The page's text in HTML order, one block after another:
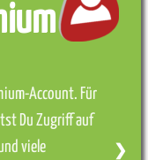
Account. Für
Du Zugriff auf
viele
❯